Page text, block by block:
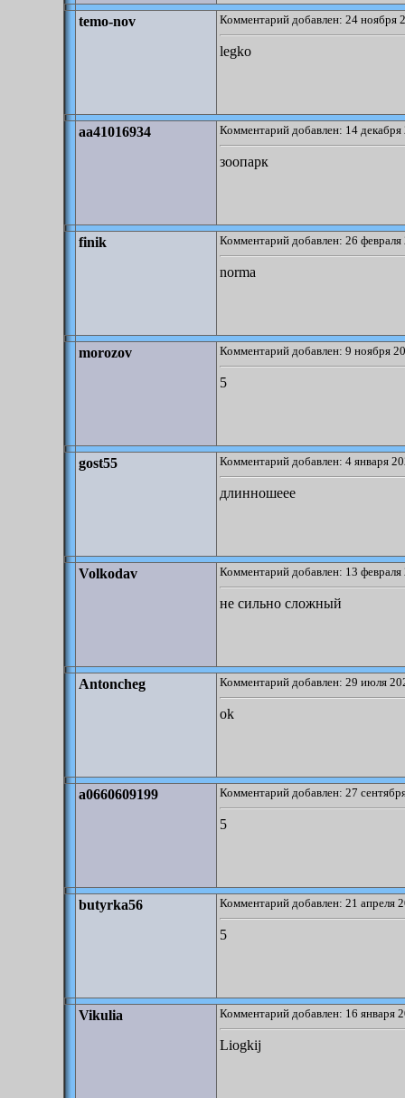
temo-nov Комментарий добавлен: 24 ноября
legko
aa41016934 Комментарий добавлен: 14
зоопарк
finik Комментарий добавлен: 26
norma
morozov Комментарий добавлен: 9 ноября
5
gost55 Комментарий добавлен: 4 января
длинношеее
Volkodav Комментарий добавлен: 13
не сильно сложный
Antoncheg Комментарий добавлен: 29 июля
ok
a0660609199 Комментарий добавлен: 27
5
butyrka56 Комментарий добавлен: 21 апреля
5
Vikulia Комментарий добавлен: 16 января
Liogkij